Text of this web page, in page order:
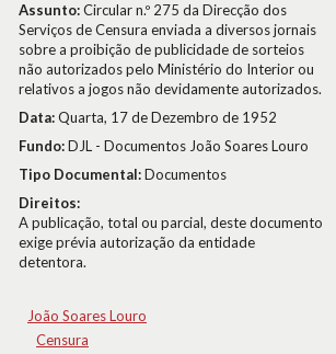
Assunto:Circular n.º 275 da Direcção dos
Serviços de Censura enviada a diversos jornais
sobre a proibição de publicidade de sorteios
não autorizados pelo Ministério do Interior ou
relativos a jogos não devidamente autorizados.
Data:Quarta, 17 de Dezembro de 1952
Fundo:DJL - Documentos João Soares Louro
Tipo Documental:Documentos
Direitos:
A publicação, total ou parcial, deste documento
exige prévia autorização da entidade
detentora.
João Soares Louro
Censura